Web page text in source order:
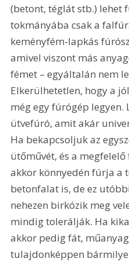
(betont, téglát stb.) lehet
tokmányába csak a
keményfém-lapkás
amivel viszont más
fémet – egyáltalán nem
Elkerülhetetlen, hogy a
még egy fúrógép
ütvefúró, amit akár
Ha bekapcsoljuk az
ütőművét, és a
akkor könnyedén fúrja a
betonfalat is, de ez
nehezen birkózik meg
mindig tolerálják. Ha
akkor pedig fát,
tulajdonképpen